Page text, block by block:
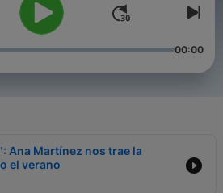
00:00
Ana Martínez nos trae la
el verano